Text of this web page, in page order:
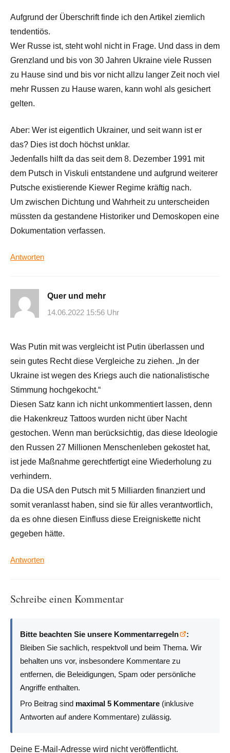
Aufgrund der Überschrift finde ich den Artikel ziemlich
tendentiös.
Wer Russe ist, steht wohl nicht in Frage. Und dass in dem
Grenzland und bis von 30 Jahren Ukraine viele Russen
zu Hause sind und bis vor nicht allzu langer Zeit noch viel
mehr Russen zu Hause waren, kann wohl als gesichert
gelten.
Aber: Wer ist eigentlich Ukrainer, und seit wann ist er
das? Dies ist doch höchst unklar.
Jedenfalls hilft da das seit dem 8. Dezember 1991 mit
dem Putsch in Viskuli entstandene und aufgrund weiterer
Putsche existierende Kiewer Regime kräftig nach.
Um zwischen Dichtung und Wahrheit zu unterscheiden
müssten da gestandene Historiker und Demoskopen eine
Dokumentation verfassen.
Antworten
Quer und mehr
14.06.2022 15:56 Uhr
Was Putin mit was vergleicht ist Putin überlassen und
sein gutes Recht diese Vergleiche zu ziehen. „In der
Ukraine ist wegen des Kriegs auch die nationalistische
Stimmung hochgekocht.“
Diesen Satz kann ich nicht unkommentiert lassen, denn
die Hakenkreuz Tattoos wurden nicht über Nacht
gestochen. Wenn man berücksichtig, das diese Ideologie
den Russen 27 Millionen Menschenleben gekostet hat,
ist jede Maßnahme gerechtfertigt eine Wiederholung zu
verhindern.
Da die USA den Putsch mit 5 Milliarden finanziert und
somit veranlasst haben, sind sie für alles verantwortlich,
da es ohne diesen Einfluss diese Ereigniskette nicht
gegeben hätte.
Antworten
Schreibe einen Kommentar
Bitte beachten Sie unsere Kommentarregeln
:
Bleiben Sie sachlich, respektvoll und beim Thema. Wir
behalten uns vor, insbesondere Kommentare zu
entfernen, die Beleidigungen, Spam oder persönliche
Angriffe enthalten.
Pro Beitrag sind maximal 5 Kommentare (inklusive
Antworten auf andere Kommentare) zulässig.
Deine E-Mail-Adresse wird nicht veröffentlicht.